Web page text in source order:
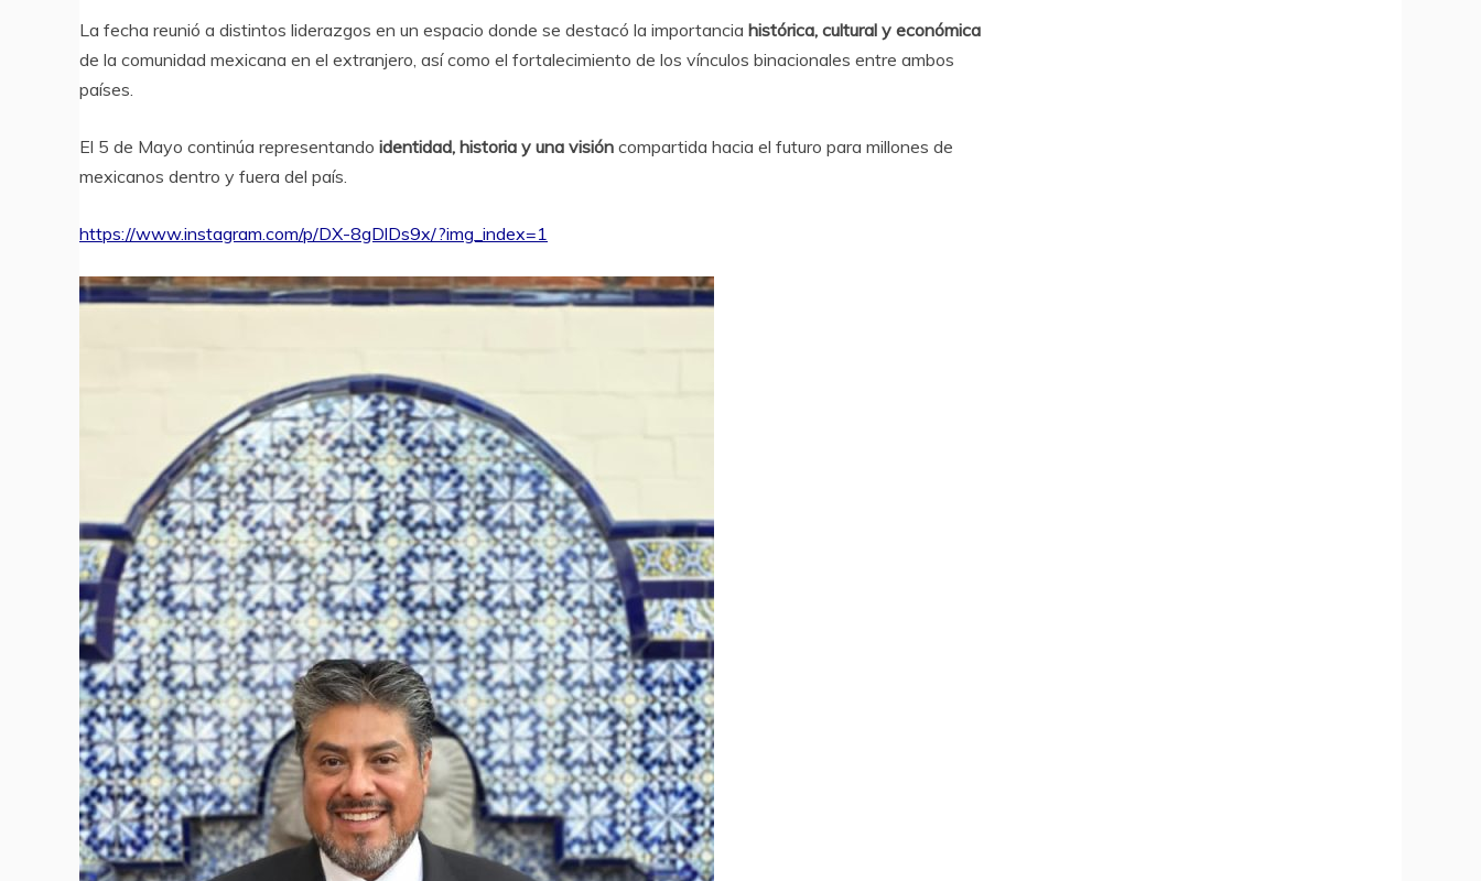
La fecha reunió a distintos liderazgos en un espacio donde se destacó la importancia histórica, cultural y económica
de la comunidad mexicana en el extranjero, así como el fortalecimiento de los vínculos binacionales entre ambos
países.
El 5 de Mayo continúa representando identidad, historia y una visión compartida hacia el futuro para millones de
mexicanos dentro y fuera del país.
https://www.instagram.com/p/DX-8gDlDs9x/?img_index=1